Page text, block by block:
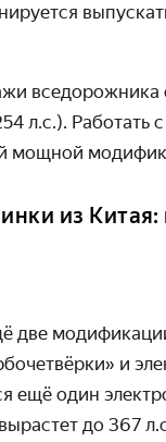
л.с.).
мощной
из
две
и
ещё один
до 367